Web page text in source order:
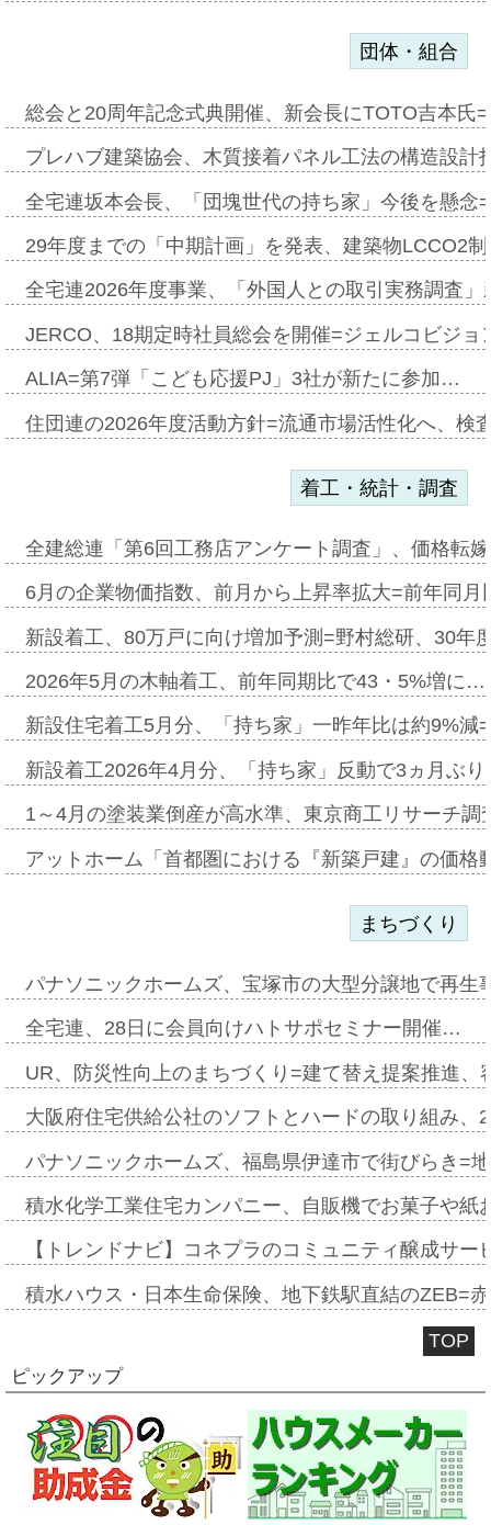
団体・組合
総会と20周年記念式典開催、新会長にTOTO吉本氏
プレハブ建築協会、木質接着パネル工法の構造設
全宅連坂本会長、「団塊世代の持ち家」今後を懸
29年度までの「中期計画」を発表、建築物LCCO2
全宅連2026年度事業、「外国人との取引実務調査
JERCO、18期定時社員総会を開催=ジェルコビジ
ALIA=第7弾「こども応援PJ」3社が新たに参加…
住団連の2026年度活動方針=流通市場活性化へ、検
着工・統計・調査
全建総連「第6回工務店アンケート調査」、価格転
6月の企業物価指数、前月から上昇率拡大=前年同
新設着工、80万戸に向け増加予測=野村総研、30年
2026年5月の木軸着工、前年同期比で43・5%増に…
新設住宅着工5月分、「持ち家」一昨年比は約9%
新設着工2026年4月分、「持ち家」反動で3ヵ月ぶ
1～4月の塗装業倒産が高水準、東京商工リサーチ
アットホーム「首都圏における『新築戸建』の価
まちづくり
パナソニックホームズ、宝塚市の大型分譲地で再
全宅連、28日に会員向けハトサポセミナー開催…
UR、防災性向上のまちづくり=建て替え提案推進
大阪府住宅供給公社のソフトとハードの取り組み
パナソニックホームズ、福島県伊達市で街びらき=
積水化学工業住宅カンパニー、自販機でお菓子や
【トレンドナビ】コネプラのコミュニティ醸成サ
積水ハウス・日本生命保険、地下鉄駅直結のZEB=
TOP
ピックアップ